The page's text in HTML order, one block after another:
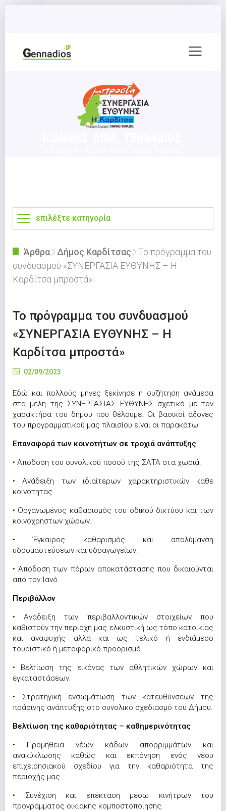
επιλέξτε κατηγορία
Άρθρα Δήμος Καρδίτσας
Το πρόγραμμα του
συνδυασμού «ΣΥΝΕΡΓΑΣΙΑ ΕΥΘΥΝΗΣ – Η
Καρδίτσα μπροστά»
Το πρόγραμμα του συνδυασμού
«ΣΥΝΕΡΓΑΣΙΑ ΕΥΘΥΝΗΣ – Η
Καρδίτσα μπροστά»
02/09/2023
Εδώ και πολλούς μήνες ξεκίνησε η συζήτηση ανάμεσα
στα μέλη της ΣΥΝΕΡΓΑΣΙΑΣ ΕΥΘΥΝΗΣ σχετικά με τον
χαρακτήρα του δήμου που θέλουμε. Οι βασικοί άξονες
του προγραμματικού μας πλαισίου είναι οι παρακάτω:
Επαναφορά των κοινοτήτων σε τροχιά ανάπτυξης
• Απόδοση του συνολικού ποσού της ΣΑΤΑ στα χωριά.
• Ανάδειξη των ιδιαίτερων χαρακτηριστικών κάθε
κοινότητας.
• Οργανωμένος καθαρισμός του οδικού δικτύου και των
κοινόχρηστων χώρων.
• Έγκαιρος καθαρισμός και απολύμανση
υδρομαστεύσεων και υδραγωγείων.
• Απόδοση των πόρων αποκατάστασης που δικαιούνται
από τον Ιανό.
Περιβάλλον
• Ανάδειξη των περιβαλλοντικών στοιχείων που
καθιστούν την περιοχή μας ελκυστική ως τόπο κατοικίας
και αναψυχής αλλά και ως τελικό ή ενδιάμεσο
τουριστικό ή μεταφορικό προορισμό.
• Βελτίωση της εικόνας των αθλητικών χώρων και
εγκαταστάσεων.
• Στρατηγική ενσωμάτωση των κατευθύνσεων της
πράσινης ανάπτυξης στο συνολικό σχεδιασμό του Δήμου.
Βελτίωση της καθαριότητας – καθημερινότητας
• Προμήθεια νέων κάδων απορριμμάτων και
ανακύκλωσης καθώς και εκπόνηση ενός νέου
επιχειρησιακού σχεδίου για την καθαριότητα της
περιοχής μας.
• Συνέχιση και επέκταση μέσω κινήτρων του
προγράμματος οικιακής κομποστοποίησης.